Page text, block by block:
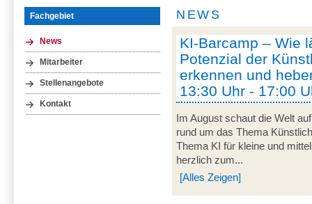
Fachgebiet
News
Mitarbeiter
Stellenangebote
Kontakt
NEWS
KI-Barcamp – Wie
Potenzial der
erkennen und
13:30 Uhr - 17:00
Im August schaut die Welt
rund um das Thema
Thema KI für kleine und
herzlich zum...
[Alles Zeigen]